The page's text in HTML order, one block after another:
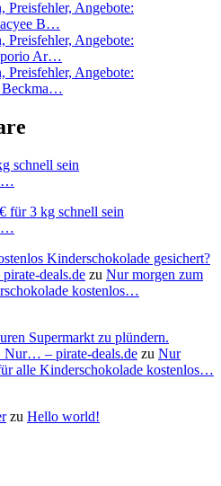
Preisfehler, Angebote:
B…
Preisfehler, Angebote:
Ar…
Preisfehler, Angebote:
Beckma…
schnell sein
für 3 kg schnell sein
Kinderschokolade gesichert?
deals.de zu Nur morgen zum
kostenlos…
Supermarkt zu plündern.
Nur… – pirate-deals.de zu Nur
alle Kinderschokolade kostenlos…
zu Hello world!